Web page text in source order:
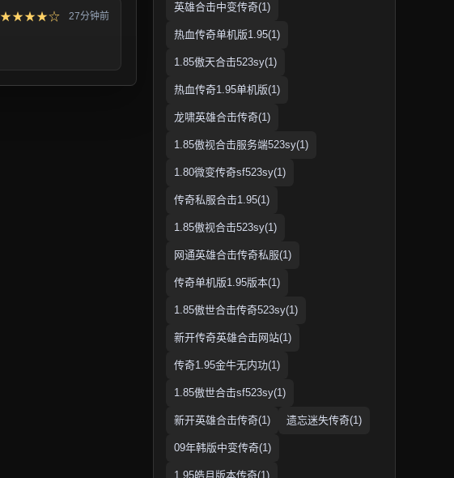
★★★★☆ 27分钟前
英雄合击中变传奇(1)
热血传奇单机版1.95(1)
1.85傲天合击523sy(1)
热血传奇1.95单机版(1)
龙啸英雄合击传奇(1)
1.85傲视合击服务端523sy(1)
1.80微变传奇sf523sy(1)
传奇私服合击1.95(1)
1.85傲视合击523sy(1)
网通英雄合击传奇私服(1)
传奇单机版1.95版本(1)
1.85傲世合击传奇523sy(1)
新开传奇英雄合击网站(1)
传奇1.95金牛无内功(1)
1.85傲世合击sf523sy(1)
新开英雄合击传奇(1) 遗忘迷失传奇(1)
09年韩版中变传奇(1)
1.95皓月版本传奇(1)